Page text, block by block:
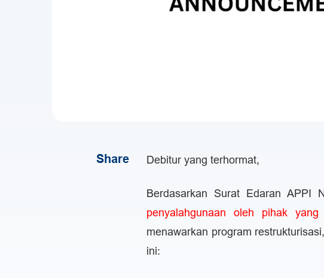
Debitur yang terhormat,
Berdasarkan Surat Edaran APPI
penyalahgunaan oleh pihak
menawarkan program
ini:
Share